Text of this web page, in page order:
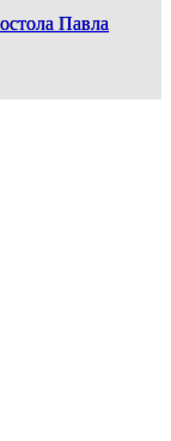
Павла